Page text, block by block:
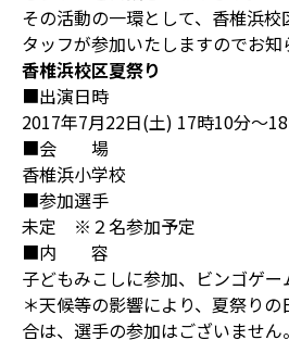
その活動の一環として、香椎浜
タッフが参加いたしますのでお知
香椎浜校区夏祭り
■出演日時
2017年7月22日(土) 17時10分～
■会 場
香椎浜小学校
■参加選手
未定 ※２名参加予定
■内 容
子どもみこしに参加、ビンゴゲ
＊天候等の影響により、夏祭り
合は、選手の参加はございません。